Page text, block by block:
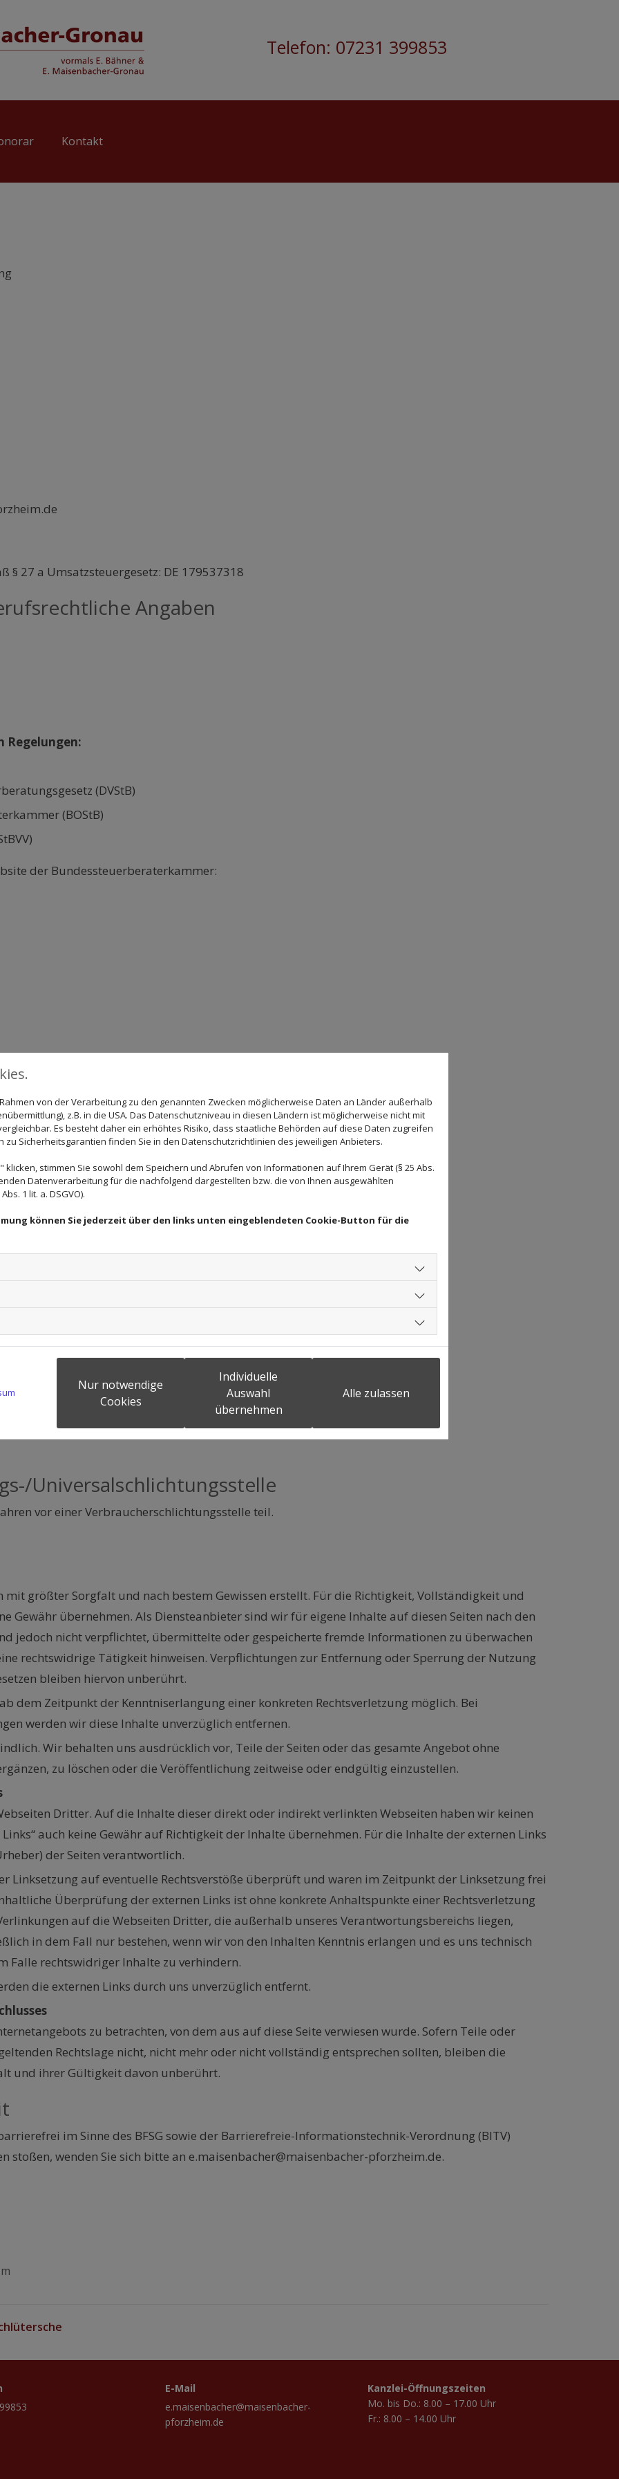
Telefon: 07231 399853
Kontakt
27 a Umsatzsteuergesetz: DE 179537318
Angaben
Regelungen:
(DVStB)
(BOStB)
der Bundessteuerberaterkammer:
für den Inhalt
Universalschlichtungsstelle
vor einer Verbraucherschlichtungsstelle teil.
größter Sorgfalt und nach bestem Gewissen erstellt. Für die Richtigkeit, Vollständigkeit und
Gewähr übernehmen. Als Diensteanbieter sind wir für eigene Inhalte auf diesen Seiten nach den
jedoch nicht verpflichtet, übermittelte oder gespeicherte fremde Informationen zu überwachen
rechtswidrige Tätigkeit hinweisen. Verpflichtungen zur Entfernung oder Sperrung der Nutzung
bleiben hiervon unberührt.
dem Zeitpunkt der Kenntniserlangung einer konkreten Rechtsverletzung möglich. Bei
werden wir diese Inhalte unverzüglich entfernen.
Wir behalten uns ausdrücklich vor, Teile der Seiten oder das gesamte Angebot ohne
zu löschen oder die Veröffentlichung zeitweise oder endgültig einzustellen.
Dritter. Auf die Inhalte dieser direkt oder indirekt verlinkten Webseiten haben wir keinen
auch keine Gewähr auf Richtigkeit der Inhalte übernehmen. Für die Inhalte der externen Links
der Seiten verantwortlich.
Linksetzung auf eventuelle Rechtsverstöße überprüft und waren im Zeitpunkt der Linksetzung frei
Überprüfung der externen Links ist ohne konkrete Anhaltspunkte einer Rechtsverletzung
auf die Webseiten Dritter, die außerhalb unseres Verantwortungsbereichs liegen,
in dem Fall nur bestehen, wenn wir von den Inhalten Kenntnis erlangen und es uns technisch
Falle rechtswidriger Inhalte zu verhindern.
die externen Links durch uns unverzüglich entfernt.
zu betrachten, von dem aus auf diese Seite verwiesen wurde. Sofern Teile oder
Rechtslage nicht, nicht mehr oder nicht vollständig entsprechen sollten, bleiben die
und ihrer Gültigkeit davon unberührt.
im Sinne des BFSG sowie der Barrierefreie-Informationstechnik-Verordnung (BITV)
stoßen, wenden Sie sich bitte an e.maisenbacher@maisenbacher-pforzheim.de.
E-Mail
e.maisenbacher@maisenbacher-
pforzheim.de
Kanzlei-Öffnungszeiten
Mo. bis Do.: 8.00 – 17.00 Uhr
Fr.: 8.00 – 14.00 Uhr
von der Verarbeitung zu den genannten Zwecken möglicherweise Daten an Länder außerhalb
z.B. in die USA. Das Datenschutzniveau in diesen Ländern ist möglicherweise nicht mit
Es besteht daher ein erhöhtes Risiko, dass staatliche Behörden auf diese Daten zugreifen
Sicherheitsgarantien finden Sie in den Datenschutzrichtlinien des jeweiligen Anbieters.
klicken, stimmen Sie sowohl dem Speichern und Abrufen von Informationen auf Ihrem Gerät (§ 25 Abs.
Datenverarbeitung für die nachfolgend dargestellten bzw. die von Ihnen ausgewählten
1 lit. a. DSGVO).
können Sie jederzeit über den links unten eingeblendeten Cookie-Button für die
Nur notwendige
Cookies
Individuelle
Auswahl
übernehmen
Alle zulassen